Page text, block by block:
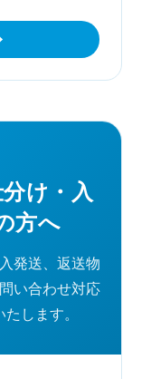
け・入
方へ
発送、返送物
い合わせ対応
します。